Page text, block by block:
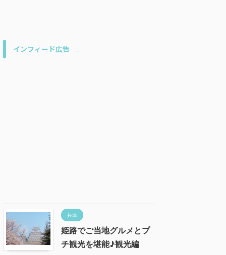
インフィード広告
兵庫
姫路でご当地グルメとプ
チ観光を堪能♪観光編